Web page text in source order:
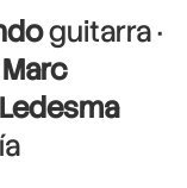
guitarra ·
Marc